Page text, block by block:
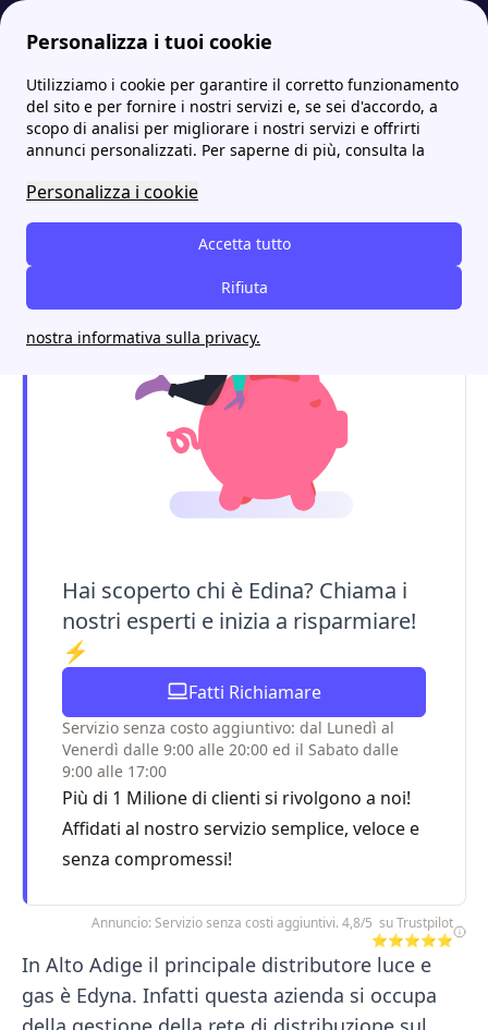
Personalizza i tuoi cookie
Utilizziamo i cookie per garantire il corretto funzionamento
del sito e per fornire i nostri servizi e, se sei d'accordo, a
scopo di analisi per migliorare i nostri servizi e offrirti
annunci personalizzati. Per saperne di più, consulta la
Personalizza i cookie
Accetta tutto
Rifiuta
nostra informativa sulla privacy.
Energia-Luce.it Distributori Luce e Gas Edyna: Distributore Alto Adige, contatti e numero verde
Edyna: Distributore Alto
Adige, contatti e numero
verde
Hai scoperto chi è Edina? Chiama i
nostri esperti e inizia a risparmiare!
⚡
Fatti Richiamare
Servizio senza costo aggiuntivo: dal Lunedì al
Venerdì dalle 9:00 alle 20:00 ed il Sabato dalle
9:00 alle 17:00
Più di 1 Milione di clienti si rivolgono a noi!
Affidati al nostro servizio semplice, veloce e
senza compromessi!
Annuncio: Servizio senza costi aggiuntivi. 4,8/5 su Trustpilot
⭐⭐⭐⭐⭐
In Alto Adige il principale distributore luce e
gas è Edyna. Infatti questa azienda si occupa